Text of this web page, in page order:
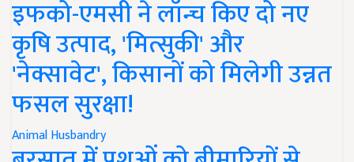
इफको-एमसी ने लॉन्च किए दो नए
कृषि उत्पाद, 'मित्सुकी' और
'नेक्सावेट', किसानों को मिलेगी उन्नत
फसल सुरक्षा!
Animal Husbandry